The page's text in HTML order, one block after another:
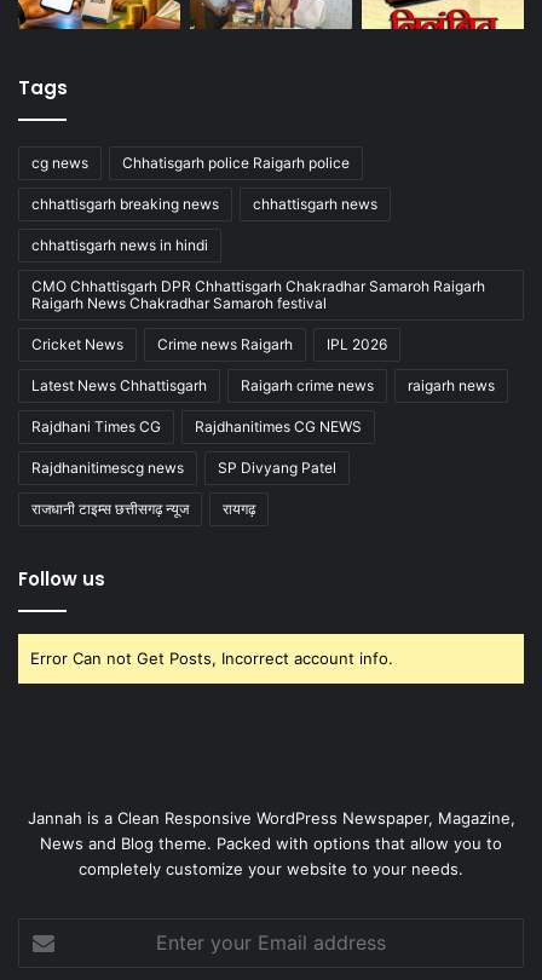
Tags
cg news Chhatisgarh police Raigarh police
chhattisgarh breaking news chhattisgarh news
chhattisgarh news in hindi
CMO Chhattisgarh DPR Chhattisgarh Chakradhar Samaroh Raigarh
Raigarh News Chakradhar Samaroh festival
Cricket News Crime news Raigarh IPL 2026
Latest News Chhattisgarh Raigarh crime news raigarh news
Rajdhani Times CG Rajdhanitimes CG NEWS
Rajdhanitimescg news SP Divyang Patel
राजधानी टाइम्स छत्तीसगढ़ न्यूज रायगढ़
Follow us
Error Can not Get Posts, Incorrect account info.
Jannah is a Clean Responsive WordPress Newspaper, Magazine,
News and Blog theme. Packed with options that allow you to
completely customize your website to your needs.
your